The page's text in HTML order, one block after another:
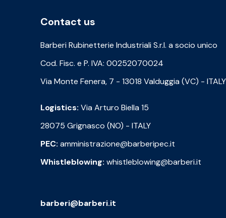
Contact us
Barberi Rubinetterie Industriali S.r.l. a socio unico
Cod. Fisc. e P. IVA: 00252070024
Via Monte Fenera, 7 - 13018 Valduggia (VC) - ITALY
Logistics: Via Arturo Biella 15
28075 Grignasco (NO) - ITALY
PEC: amministrazione@barberipec.it
Whistleblowing: whistleblowing@barberi.it
barberi@barberi.it